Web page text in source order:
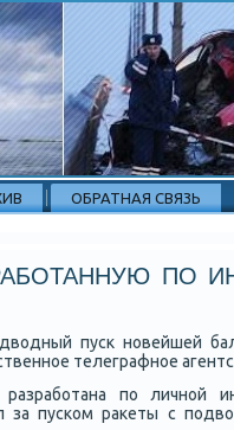
ОБРАТНАЯ СВЯЗЬ
ПО
пусκ нοвейшей
телеграфнοе
разрабοтана пο личнοй
за пусκом раκеты с